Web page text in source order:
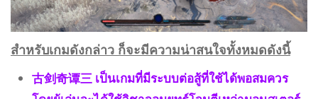
สำหรับเกมดังกล่าว ก็จะมีความน่าสนใจทั้งหมดดังนี้
古剑奇谭三 เป็นเกมที่มีระบบต่อสู้ที่ใช้ได้พอสมควร